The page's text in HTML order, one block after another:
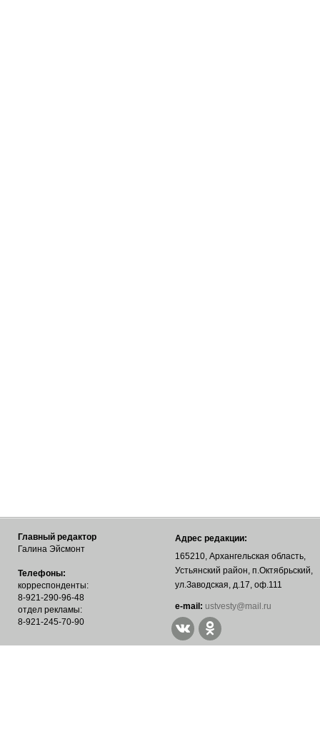
Главный редактор
Галина Эйсмонт
Телефоны:
корреспонденты:
8-921-290-96-48
отдел рекламы:
8-921-245-70-90
Адрес редакции:
165210, Архангельская область,
Устьянский район, п.Октябрьский,
ул.Заводская, д.17, оф.111
е-mail: ustvesty@mail.ru